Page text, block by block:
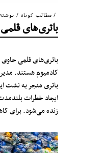
مطالب کوتاه / نوشته
باتری‌های
باتری‌های قلمی حاوی
کادمیوم هستند.
باتری منجر به نشت
ایجاد خطرات
زنده می‌شود. برای